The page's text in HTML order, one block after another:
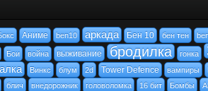
Аниме ben10 аркада Бен 10 бен тен
Бои война выживание бродилка гонка
Винкс блум 2d Tower Defence вампиры
блич внедорожник головоломка 16 бит Бомбы